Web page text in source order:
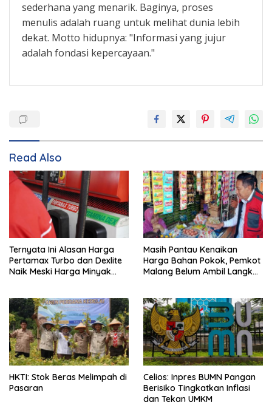
sederhana yang menarik. Baginya, proses
menulis adalah ruang untuk melihat dunia lebih
dekat. Motto hidupnya: "Informasi yang jujur
adalah fondasi kepercayaan."
Read Also
Ternyata Ini Alasan Harga
Pertamax Turbo dan Dexlite
Naik Meski Harga Minyak
Masih Pantau Kenaikan
Harga Bahan Pokok, Pemkot
Malang Belum Ambil Langkah
HKTI: Stok Beras Melimpah di
Pasaran
Celios: Inpres BUMN Pangan
Berisiko Tingkatkan Inflasi
dan Tekan UMKM